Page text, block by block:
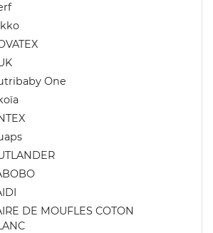
One
DE MOUFLES COTON